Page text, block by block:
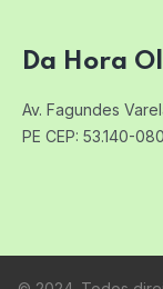
Da Hora
Av. Fagundes
PE CEP: 53.140-080